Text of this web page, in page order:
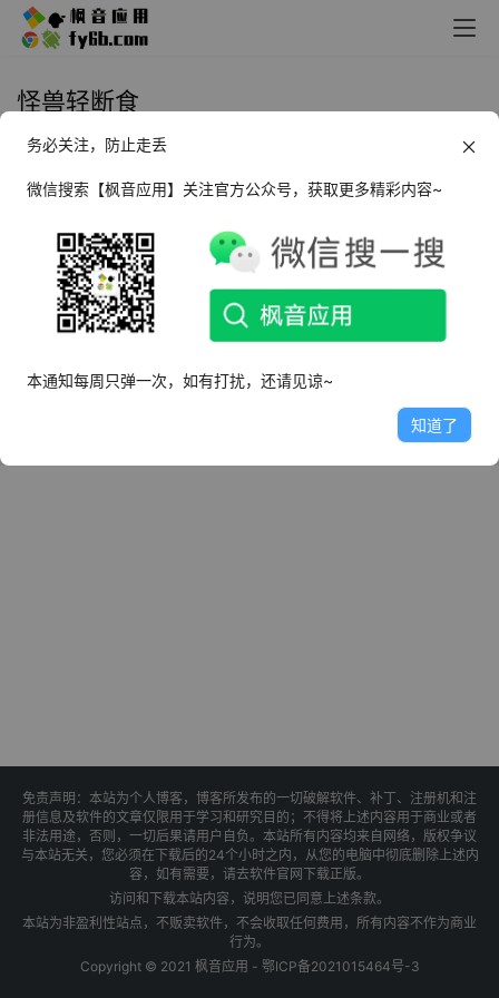
怪兽轻断食
Android 怪兽轻断食_v3.9.3 高级版
2024年10月17日
免责声明：本站为个人博客，博客所发布的一切破解软件、补丁、注册机和注
册信息及软件的文章仅限用于学习和研究目的；不得将上述内容用于商业或者
非法用途，否则，一切后果请用户自负。本站所有内容均来自网络，版权争议
与本站无关，您必须在下载后的24个小时之内，从您的电脑中彻底删除上述内
容，如有需要，请去软件官网下载正版。
访问和下载本站内容，说明您已同意上述条款。
本站为非盈利性站点，不贩卖软件，不会收取任何费用，所有内容不作为商业
行为。
Copyright © 2021 枫音应用 - 鄂ICP备2021015464号-3
务必关注，防止走丢
微信搜索【枫音应用】关注官方公众号，获取更多精彩内容~
本通知每周只弹一次，如有打扰，还请见谅~
知道了